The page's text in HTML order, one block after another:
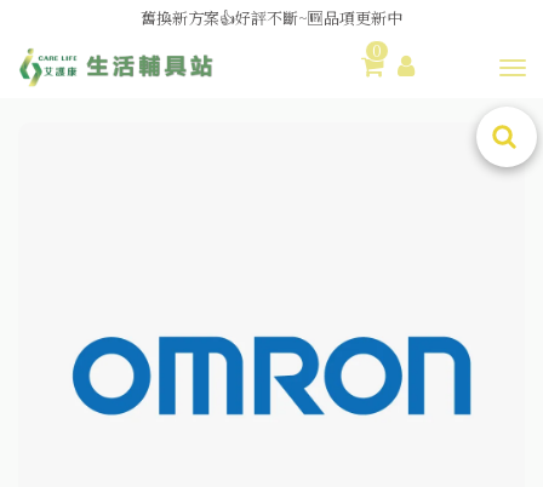
媽媽社團推薦❗歐姆龍NE-U100噴霧器❗躺著噴也👌
舊換新方案👍好評不斷~🆕品項更新中
😆備餐原來可以這麼輕鬆🎌KEWPIE介護食🍱營養均衡
0